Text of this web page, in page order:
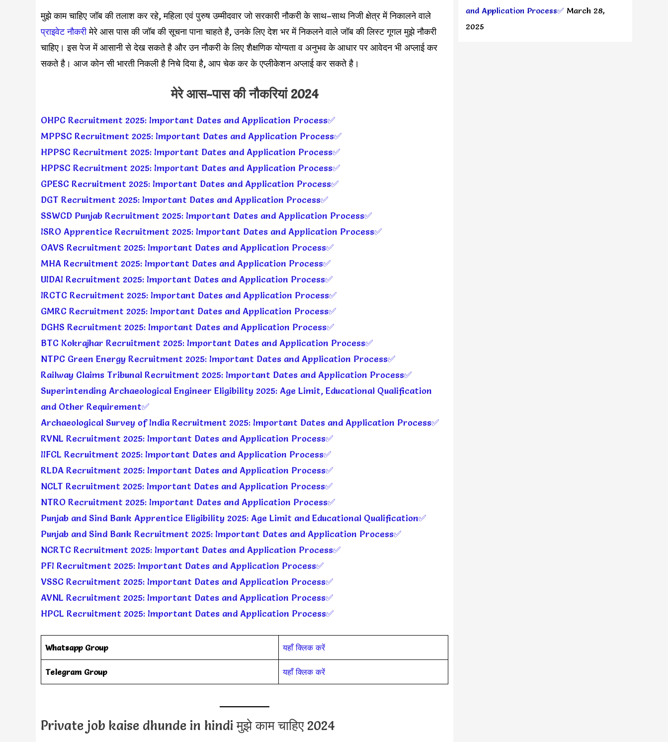
मुझे काम चाहिए जॉब की तलाश कर रहे, महिला एवं पुरुष उम्मीदवार जो सरकारी नौकरी के साथ–साथ निजी क्षेत्र में निकालने वाले
प्राइवेट नौकरीमेरे आस पास की जॉब की सूचना पाना चाहते है, उनके लिए देश भर में निकलने वाले जॉब की लिस्ट गूगल मुझे नौकरी
चाहिए। इस पेज में आसानी से देख सकते है और उन नौकरी के लिए शैक्षणिक योग्यता व अनुभव के आधार पर आवेदन भी अप्लाई कर
सकते है। आज कोन सी भारती निकली है निचे दिया है, आप चेक कर के एप्लीकेशन अप्लाई कर सकते है।
मेरे आस-पास की नौकरियां 2024
OHPC Recruitment 2025: Important Dates and Application Process✅
MPPSC Recruitment 2025: Important Dates and Application Process✅
HPPSC Recruitment 2025: Important Dates and Application Process✅
HPPSC Recruitment 2025: Important Dates and Application Process✅
GPESC Recruitment 2025: Important Dates and Application Process✅
DGT Recruitment 2025: Important Dates and Application Process✅
SSWCD Punjab Recruitment 2025: Important Dates and Application Process✅
ISRO Apprentice Recruitment 2025: Important Dates and Application Process✅
OAVS Recruitment 2025: Important Dates and Application Process✅
MHA Recruitment 2025: Important Dates and Application Process✅
UIDAI Recruitment 2025: Important Dates and Application Process✅
IRCTC Recruitment 2025: Important Dates and Application Process✅
GMRC Recruitment 2025: Important Dates and Application Process✅
DGHS Recruitment 2025: Important Dates and Application Process✅
BTC Kokrajhar Recruitment 2025: Important Dates and Application Process✅
NTPC Green Energy Recruitment 2025: Important Dates and Application Process✅
Railway Claims Tribunal Recruitment 2025: Important Dates and Application Process✅
Superintending Archaeological Engineer Eligibility 2025: Age Limit, Educational Qualification
and Other Requirement✅
Archaeological Survey of India Recruitment 2025: Important Dates and Application Process✅
RVNL Recruitment 2025: Important Dates and Application Process✅
IIFCL Recruitment 2025: Important Dates and Application Process✅
RLDA Recruitment 2025: Important Dates and Application Process✅
NCLT Recruitment 2025: Important Dates and Application Process✅
NTRO Recruitment 2025: Important Dates and Application Process✅
Punjab and Sind Bank Apprentice Eligibility 2025: Age Limit and Educational Qualification✅
Punjab and Sind Bank Recruitment 2025: Important Dates and Application Process✅
NCRTC Recruitment 2025: Important Dates and Application Process✅
PFI Recruitment 2025: Important Dates and Application Process✅
VSSC Recruitment 2025: Important Dates and Application Process✅
AVNL Recruitment 2025: Important Dates and Application Process✅
HPCL Recruitment 2025: Important Dates and Application Process✅
Whatsapp Group यहाँ क्लिक करें
Telegram Group यहाँ क्लिक करें
Private job kaise dhunde in hindi मुझे काम चाहिए 2024
and Application Process✅ March 28,
2025